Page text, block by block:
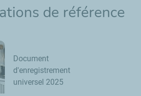
de référence
Document
d'enregistrement
universel 2025